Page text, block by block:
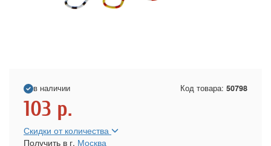
в наличии Код товара: 50798
103 р.
Скидки от количества
Получить в г. Москва